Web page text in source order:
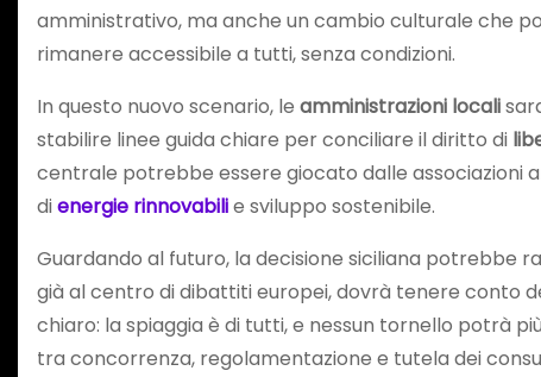
amministrativo, ma anche un cambio culturale che
rimanere accessibile a tutti, senza condizioni.
In questo nuovo scenario, le amministrazioni locali
stabilire linee guida chiare per conciliare il diritto di
centrale potrebbe essere giocato dalle associazioni
dienergie rinnovabilie sviluppo sostenibile.
Guardando al futuro, la decisione siciliana potrebbe
già al centro di dibattiti europei, dovrà tenere conto
chiaro: la spiaggia è di tutti, e nessun tornello potrà
tra concorrenza, regolamentazione e tutela dei